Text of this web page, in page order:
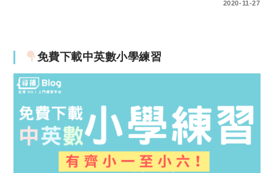
2020-11-27
免費下載中英數小學練習